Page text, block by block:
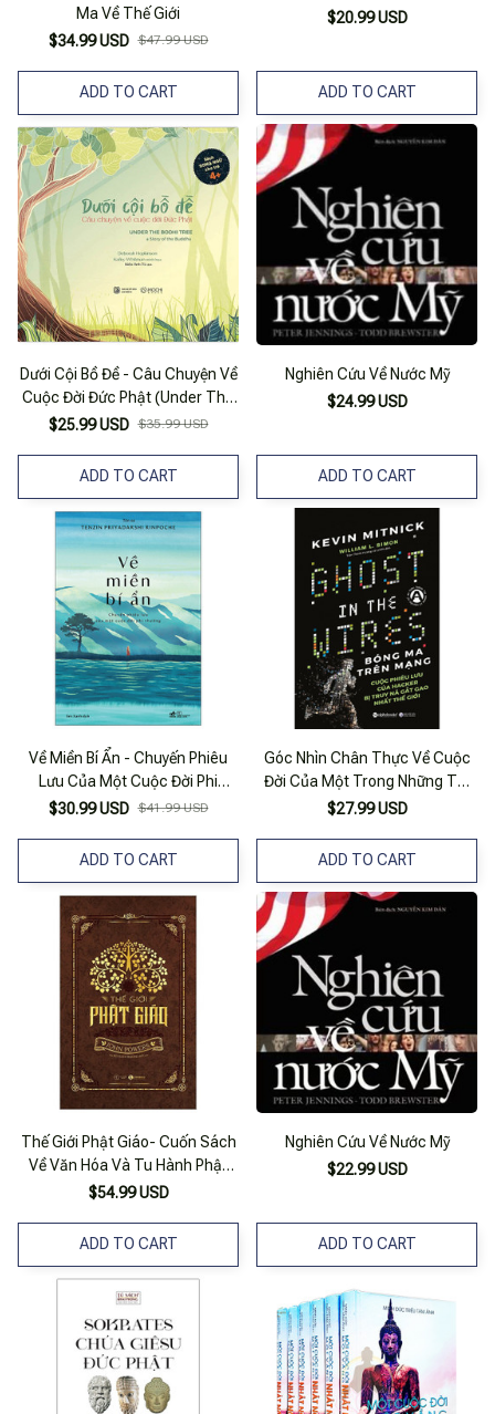
Ma Về Thế Giới
$34.99 USD $47.99 USD
ADD TO CART
$20.99 USD
ADD TO CART
Dưới Cội Bồ Đề - Câu Chuyện Về
Cuộc Đời Đức Phật (Under The
Bodhi Tree)
$25.99 USD $35.99 USD
ADD TO CART
Nghiên Cứu Về Nước Mỹ
$24.99 USD
ADD TO CART
Về Miền Bí Ẩn - Chuyến Phiêu
Lưu Của Một Cuộc Đời Phi
Thường
$30.99 USD $41.99 USD
ADD TO CART
Góc Nhìn Chân Thực Về Cuộc
Đời Của Một Trong Những Tội
Phạm Mạng Cao Cấp Đầu Tiên
Mạng
$27.99 USD
ADD TO CART
Thế Giới Phật Giáo- Cuốn Sách
Về Văn Hóa Và Tu Hành Phật
Giáo Trên Thế Giới
$54.99 USD
ADD TO CART
Nghiên Cứu Về Nước Mỹ
$22.99 USD
ADD TO CART